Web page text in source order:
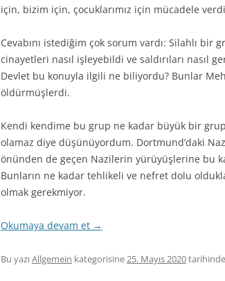
için, bizim için, çocuklarımız için mücadele
Cevabını istediğim çok sorum vardı: Silahlı bir
cinayetleri nasıl işleyebildi ve saldırıları nasıl
Devlet bu konuyla ilgili ne biliyordu? Bunlar
öldürmüşlerdi.
Kendi kendime bu grup ne kadar büyük bir
olamaz diye düşünüyordum. Dortmund’daki
önünden de geçen Nazilerin yürüyüşlerine bu
Bunların ne kadar tehlikeli ve nefret dolu
olmak gerekmiyor.
Okumaya devam et →
Bu yazıAllgemein kategorisine25. Mayıs 2020tarihinde